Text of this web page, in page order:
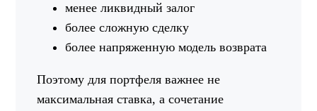
менее ликвидный залог
более сложную сделку
более напряженную модель возврата
Поэтому для портфеля важнее не
максимальная ставка, а сочетание